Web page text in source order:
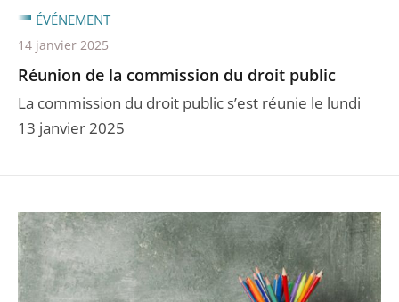
Réunion de la commission du droit public
La commission du droit public s’est réunie le lundi
13 janvier 2025
ÉVÉNEMENT
14 janvier 2025